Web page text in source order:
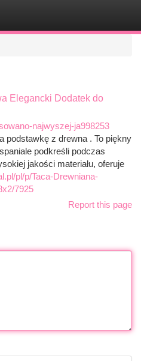
Elegancki Dodatek do
najwyszej-ja998253
podstawkę z drewna . To piękny
podkreśli podczas
jakości materiału, oferuje
pl/p/Taca-Drewniana-
7925
Report this page